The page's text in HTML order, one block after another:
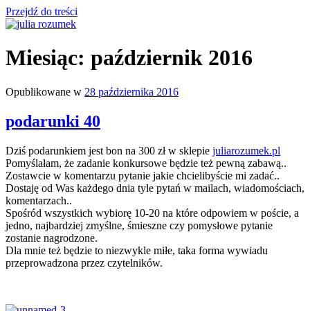
Przejdź do treści
julia rozumek
o życiu i szukaniu w nim szczęścia
Miesiąc: październik 2016
Opublikowane w 28 października 2016
podarunki 40
Dziś podarunkiem jest bon na 300 zł w sklepie juliarozumek.pl
Pomyślałam, że zadanie konkursowe będzie też pewną zabawą..
Zostawcie w komentarzu pytanie jakie chcielibyście mi zadać..
Dostaję od Was każdego dnia tyle pytań w mailach, wiadomościach,
komentarzach..
Spośród wszystkich wybiorę 10-20 na które odpowiem w poście, a
jedno, najbardziej zmyślne, śmieszne czy pomysłowe pytanie
zostanie nagrodzone.
Dla mnie też będzie to niezwykle miłe, taka forma wywiadu
przeprowadzona przez czytelników.